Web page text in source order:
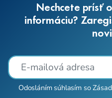
Nechcete prísť
informáciu?
Odosláním súhlasím so